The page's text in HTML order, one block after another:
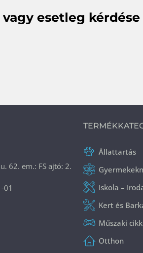
esetleg kérdése
62. em.: FS ajtó: 2.
01
Állattartás
Iskola –
Kert és
Műszaki cikk
Otthon